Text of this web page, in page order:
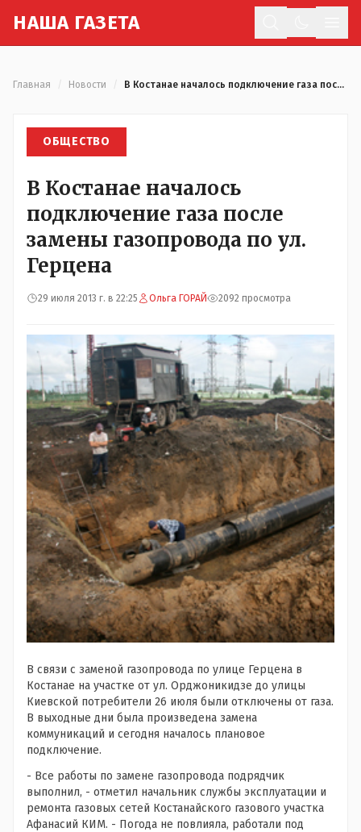
НАША ГАЗЕТА
Главная Новости В Костанае началось подключение газа после замены газопровода по ул. Герцена
ОБЩЕСТВО
В Костанае началось
подключение газа после
замены газопровода по ул.
Герцена
29 июля 2013 г. в 22:25 Ольга ГОРАЙ 2092 просмотра
В связи с заменой газопровода по улице Герцена в
Костанае на участке от ул. Орджоникидзе до улицы
Киевской потребители 26 июля были отключены от газа.
В выходные дни была произведена замена
коммуникаций и сегодня началось плановое
подключение.
- Все работы по замене газопровода подрядчик
выполнил, - отметил начальник службы эксплуатации и
ремонта газовых сетей Костанайского газового участка
Афанасий КИМ. - Погода не повлияла, работали под